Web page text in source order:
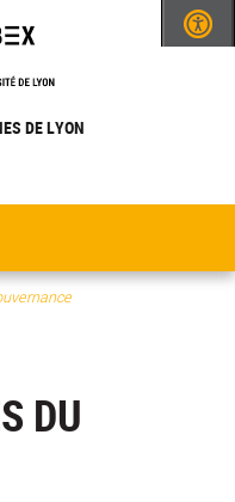
DE LYON
DU